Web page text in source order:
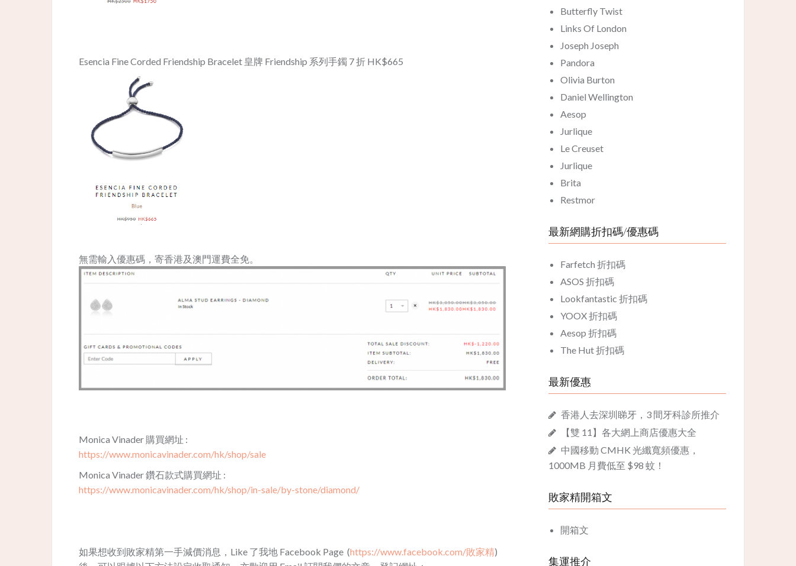
Esencia Fine Corded Friendship Bracelet 皇牌 Friendship 系列手鐲 7 折 HK$665
無需輸入優惠碼，寄香港及澳門運費全免。
Monica Vinader 購買網址 :
https://www.monicavinader.com/hk/shop/sale
Monica Vinader 鑽石款式購買網址 :​
https://www.monicavinader.com/hk/shop/in-sale/by-stone/diamond/
如果想收到敗家精第一手減價消息，Like 了我地 Facebook Page (https://www.facebook.com/敗家精)
Butterfly Twist
Links Of London
Joseph Joseph
Pandora
Olivia Burton
Daniel Wellington
Aesop
Jurlique
Le Creuset
Jurlique
Brita
Restmor
最新網購折扣碼/優惠碼
Farfetch 折扣碼
ASOS 折扣碼
Lookfantastic 折扣碼
YOOX 折扣碼
Aesop 折扣碼
The Hut 折扣碼
最新優惠
香港人去深圳睇牙，3 間牙科診所推介
【雙 11】各大網上商店優惠大全
中國移動 CMHK 光纖寬頻優惠，
1000MB 月費低至 $98 蚊！
敗家精開箱文
開箱文
集運推介